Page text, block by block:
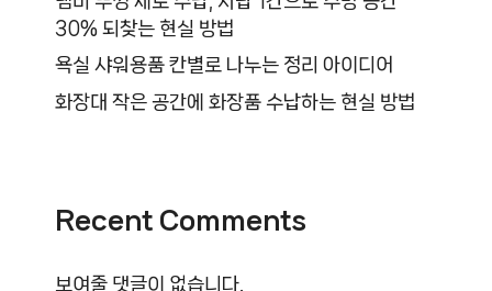
30% 되찾는 현실 방법
욕실 샤워용품 칸별로 나누는 정리 아이디어
화장대 작은 공간에 화장품 수납하는 현실 방법
Recent Comments
보여줄 댓글이 없습니다.